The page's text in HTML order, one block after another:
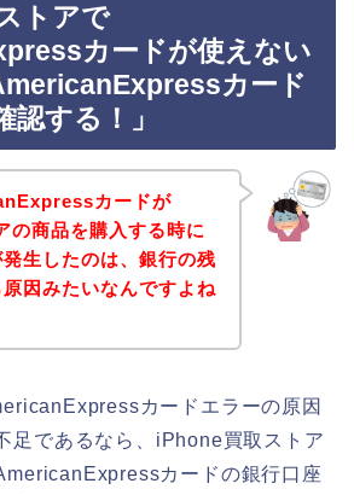
トアで
カードが使えない
カード
認する！」
カードが
の商品を購入する時に
生したのは、銀行の残
因みたいなんですよね
カードエラーの原因
足であるなら、iPhone買取ストア
カードの銀行口座